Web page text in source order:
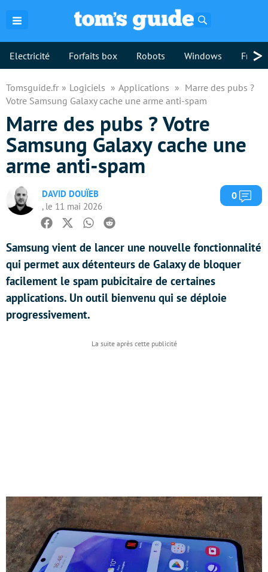
Electricité Forfaits box Robots Windows >
Tomsguide.fr Logiciels Applications
Marre des pubs ?
Votre Samsung Galaxy cache une arme anti-spam
Marre des pubs ? Votre
Samsung Galaxy cache une
arme anti-spam
DAVID DOUÏEB
, le 11 mai 2026
0
Facebook
TwitterWhatsapp
Reddit
Samsung vient de lancer une nouvelle fonctionnalité
qui permet aux détenteurs de Galaxy de bloquer
facilement le spam pubicitaire de certaines
applications. Un outil bienvenu qui se déploie
progressivement.